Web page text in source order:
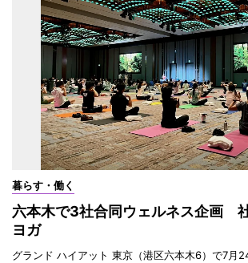
暮らす・働く
六本木で3社合同ウェルネス企画
ヨガ
グランド ハイアット 東京（港区六本木6）で7月